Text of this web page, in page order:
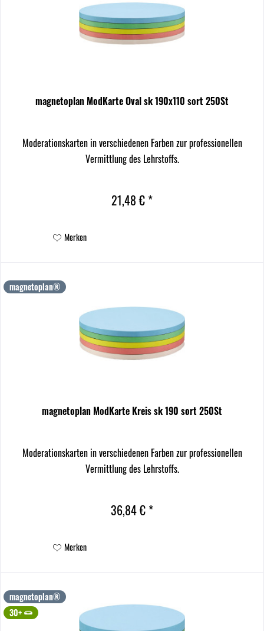
magnetoplan ModKarte Oval sk 190x110 sort 250St
Moderationskarten in verschiedenen Farben zur professionellen
Vermittlung des Lehrstoffs.
21,48 € *
Merken
magnetoplan®
magnetoplan ModKarte Kreis sk 190 sort 250St
Moderationskarten in verschiedenen Farben zur professionellen
Vermittlung des Lehrstoffs.
36,84 € *
Merken
magnetoplan®
30+